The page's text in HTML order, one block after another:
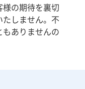
の期待を裏切
しません。不
ありませんの